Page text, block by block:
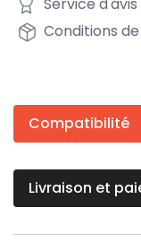
Service
Conditions
Compatibilité
Livraison et